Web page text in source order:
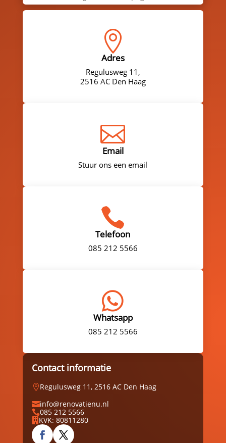

Adres
Regulusweg 11,
2516 AC Den Haag

Email
Stuur ons een email

Telefoon
085 212 5566

Whatsapp
085 212 5566
Contact informatie
Regulusweg 11, 2516 AC Den Haag
info@renovatienu.nl
085 212 5566
 KVK: 80811280